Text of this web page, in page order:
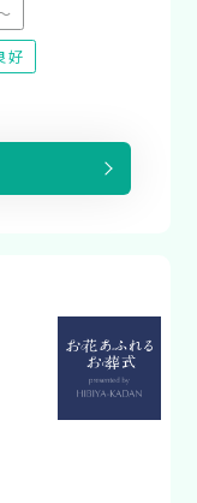
（非推奨）
好